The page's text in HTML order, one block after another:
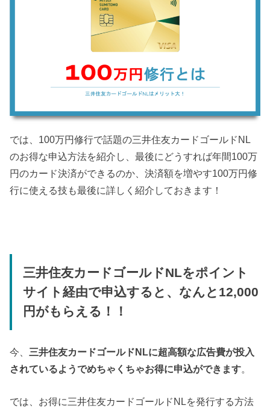
では、100万円修行で話題の三井住友カードゴールドNL
のお得な申込方法を紹介し、最後にどうすれば年間100万
円のカード決済ができるのか、決済額を増やす100万円修
行に使える技も最後に詳しく紹介しておきます！
三井住友カードゴールドNLをポイント
サイト経由で申込すると、なんと12,000
円がもらえる！！
今、 三井住友カードゴールドNLに超高額な広告費が投入
されているようでめちゃくちゃお得に申込ができます。
では、お得に三井住友カードゴールドNLを発行する方法